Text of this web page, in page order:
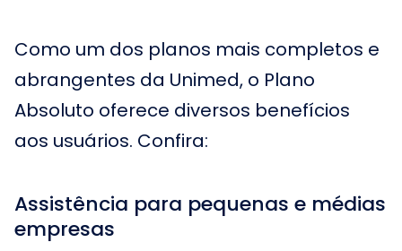
Como um dos planos mais completos e
abrangentes da Unimed, o Plano
Absoluto oferece diversos benefícios
aos usuários. Confira:
Assistência para pequenas e médias
empresas